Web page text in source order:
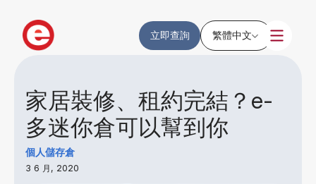
立即查詢 繁體中文
家居裝修、租約完結？e-
多迷你倉可以幫到你
個人儲存倉
3 6 月, 2020